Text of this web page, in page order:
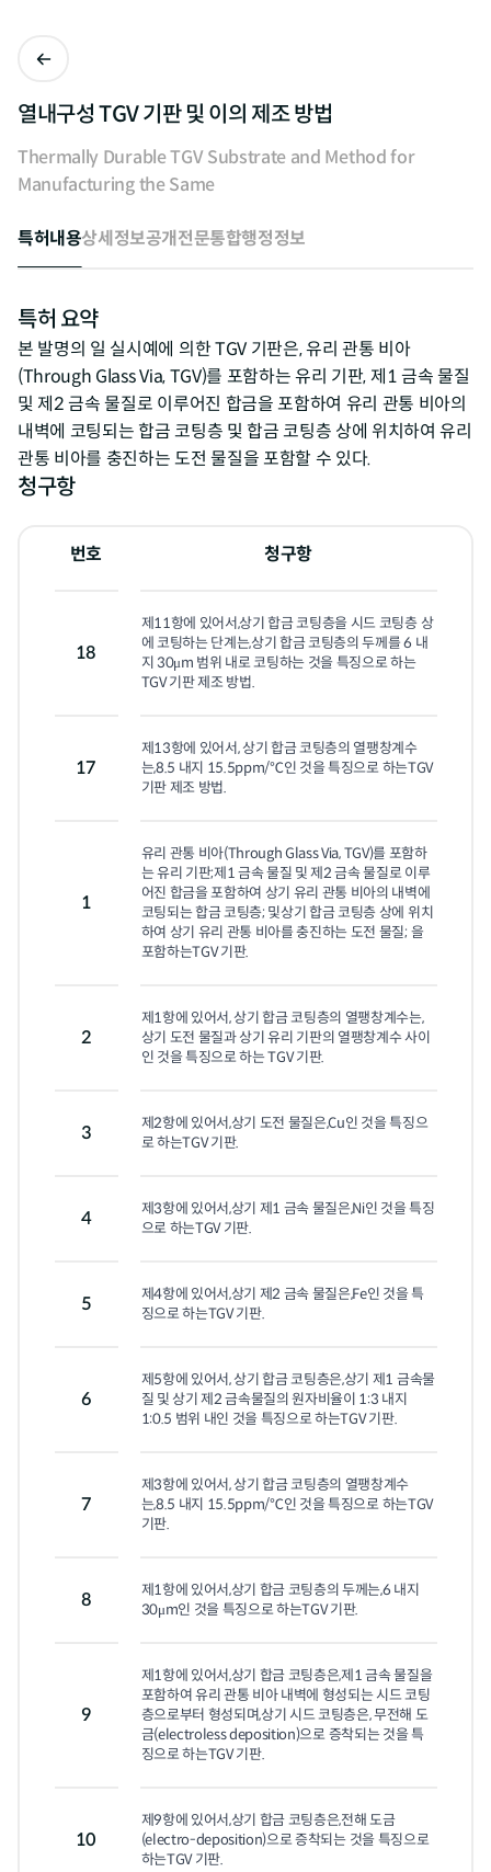
열내구성 TGV 기판 및 이의 제조 방법
Thermally Durable TGV Substrate and Method for
Manufacturing the Same
특허내용상세정보공개전문통합행정정보
특허 요약
본 발명의 일 실시예에 의한 TGV 기판은, 유리 관통 비아
(Through Glass Via, TGV)를 포함하는 유리 기판, 제1 금속 물질
및 제2 금속 물질로 이루어진 합금을 포함하여 유리 관통 비아의
내벽에 코팅되는 합금 코팅층 및 합금 코팅층 상에 위치하여 유리
관통 비아를 충진하는 도전 물질을 포함할 수 있다.
청구항
번호 청구항
18
제11항에 있어서,상기 합금 코팅층을 시드 코팅층 상
에 코팅하는 단계는,상기 합금 코팅층의 두께를 6 내
지 30μm 범위 내로 코팅하는 것을 특징으로 하는
TGV 기판 제조 방법.
17
제13항에 있어서, 상기 합금 코팅층의 열팽창계수
는,8.5 내지 15.5ppm/℃인 것을 특징으로 하는TGV
기판 제조 방법.
1
유리 관통 비아(Through Glass Via, TGV)를 포함하
는 유리 기판;제1 금속 물질 및 제2 금속 물질로 이루
어진 합금을 포함하여 상기 유리 관통 비아의 내벽에
코팅되는 합금 코팅층; 및상기 합금 코팅층 상에 위치
하여 상기 유리 관통 비아를 충진하는 도전 물질; 을
포함하는TGV 기판.
2
제1항에 있어서, 상기 합금 코팅층의 열팽창계수는,
상기 도전 물질과 상기 유리 기판의 열팽창계수 사이
인 것을 특징으로 하는 TGV 기판.
3
제2항에 있어서,상기 도전 물질은,Cu인 것을 특징으
로 하는TGV 기판.
4
제3항에 있어서,상기 제1 금속 물질은,Ni인 것을 특징
으로 하는TGV 기판.
5
제4항에 있어서,상기 제2 금속 물질은,Fe인 것을 특
징으로 하는TGV 기판.
6
제5항에 있어서, 상기 합금 코팅층은,상기 제1 금속물
질 및 상기 제2 금속물질의 원자비율이 1:3 내지
1:0.5 범위 내인 것을 특징으로 하는TGV 기판.
7
제3항에 있어서, 상기 합금 코팅층의 열팽창계수
는,8.5 내지 15.5ppm/℃인 것을 특징으로 하는TGV
기판.
8
제1항에 있어서,상기 합금 코팅층의 두께는,6 내지
30μm인 것을 특징으로 하는TGV 기판.
9
제1항에 있어서,상기 합금 코팅층은,제1 금속 물질을
포함하여 유리 관통 비아 내벽에 형성되는 시드 코팅
층으로부터 형성되며,상기 시드 코팅층은, 무전해 도
금(electroless deposition)으로 증착되는 것을 특
징으로 하는TGV 기판.
10
제9항에 있어서,상기 합금 코팅층은,전해 도금
(electro-deposition)으로 증착되는 것을 특징으로
하는TGV 기판.